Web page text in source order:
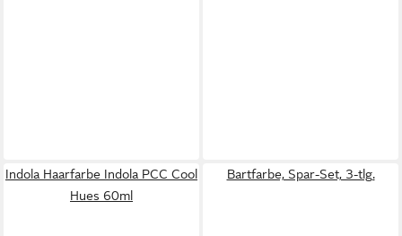
Indola Haarfarbe Indola PCC Cool
Hues 60ml
Bartfarbe, Spar-Set, 3-tlg.